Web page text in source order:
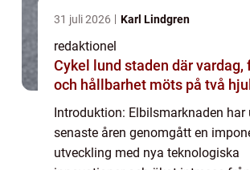
31 juli 2026 Karl Lindgren
redaktionel
Cykel lund staden där vardag, frihet
och hållbarhet möts på två
Introduktion: Elbilsmarknaden har
senaste åren genomgått en
utveckling med nya teknologiska